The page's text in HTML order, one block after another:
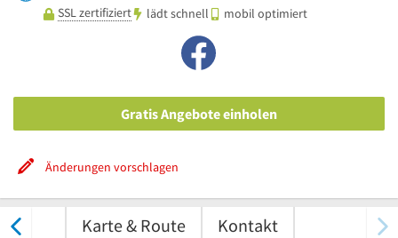
SSL zertifiziert
lädt schnell mobil optimiert
Gratis Angebote einholen
Änderungen vorschlagen
Karte & Route Kontakt